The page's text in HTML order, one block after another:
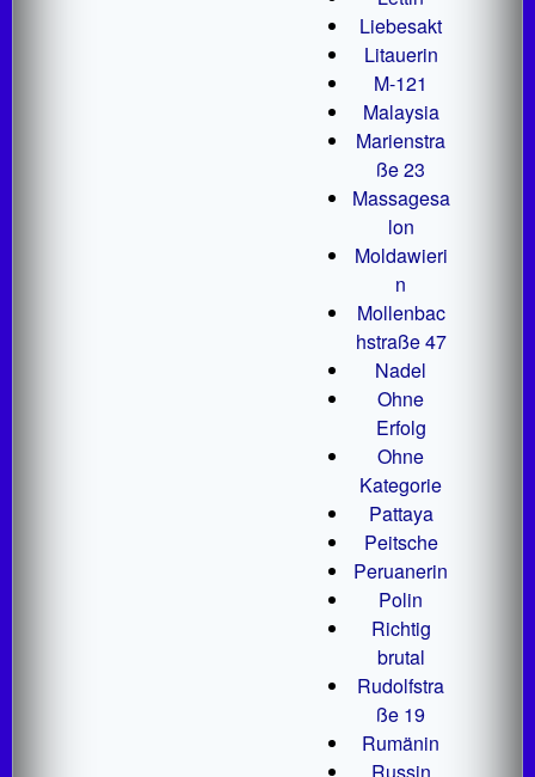
Liebesakt
Litauerin
M-121
Malaysia
Marienstra
ße 23
Massagesa
lon
Moldawieri
n
Mollenbac
hstraße 47
Nadel
Ohne
Erfolg
Ohne
Kategorie
Pattaya
Peitsche
Peruanerin
Polin
Richtig
brutal
Rudolfstra
ße 19
Rumänin